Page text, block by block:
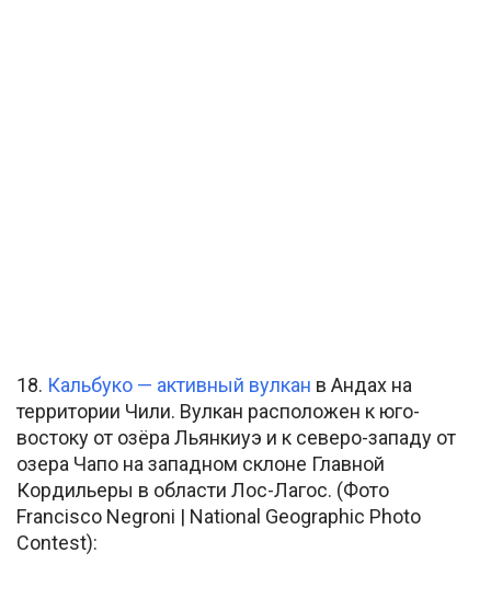
18. Кальбуко — активный вулкан в Андах на
территории Чили. Вулкан расположен к юго-
востоку от озёра Льянкиуэ и к северо-западу от
озера Чапо на западном склоне Главной
Кордильеры в области Лос-Лагос. (Фото
Francisco Negroni | National Geographic Photo
Contest):